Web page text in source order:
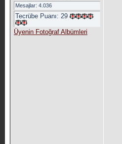
Mesajlar: 4.036
Tecrübe Puanı: 29
Üyenin Fotoğraf Albümleri